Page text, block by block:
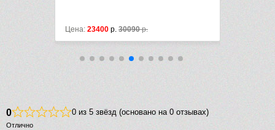
Цена: 23400 р. 30090р. Цена:
0 0 из 5 звёзд (основано на 0 отзывах)
Отлично